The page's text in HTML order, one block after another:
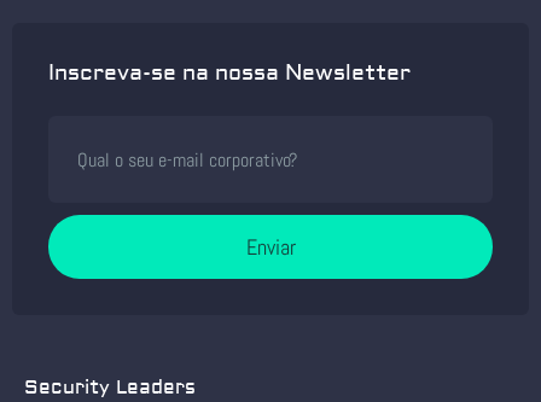
Inscreva-se na nossa Newsletter
Enviar
Security Leaders